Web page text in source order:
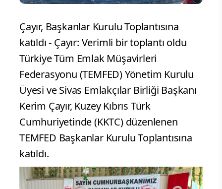
Çayır, Başkanlar Kurulu Toplantısına
katıldı - Çayır: Verimli bir toplantı oldu
Türkiye Tüm Emlak Müşavirleri
Federasyonu (TEMFED) Yönetim Kurulu
Üyesi ve Sivas Emlakçılar Birliği Başkanı
Kerim Çayır, Kuzey Kıbrıs Türk
Cumhuriyetinde (KKTC) düzenlenen
TEMFED Başkanlar Kurulu Toplantısına
katıldı.